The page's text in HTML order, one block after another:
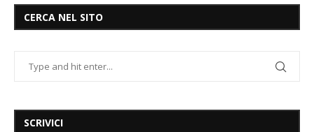
CERCA NEL SITO
SCRIVICI